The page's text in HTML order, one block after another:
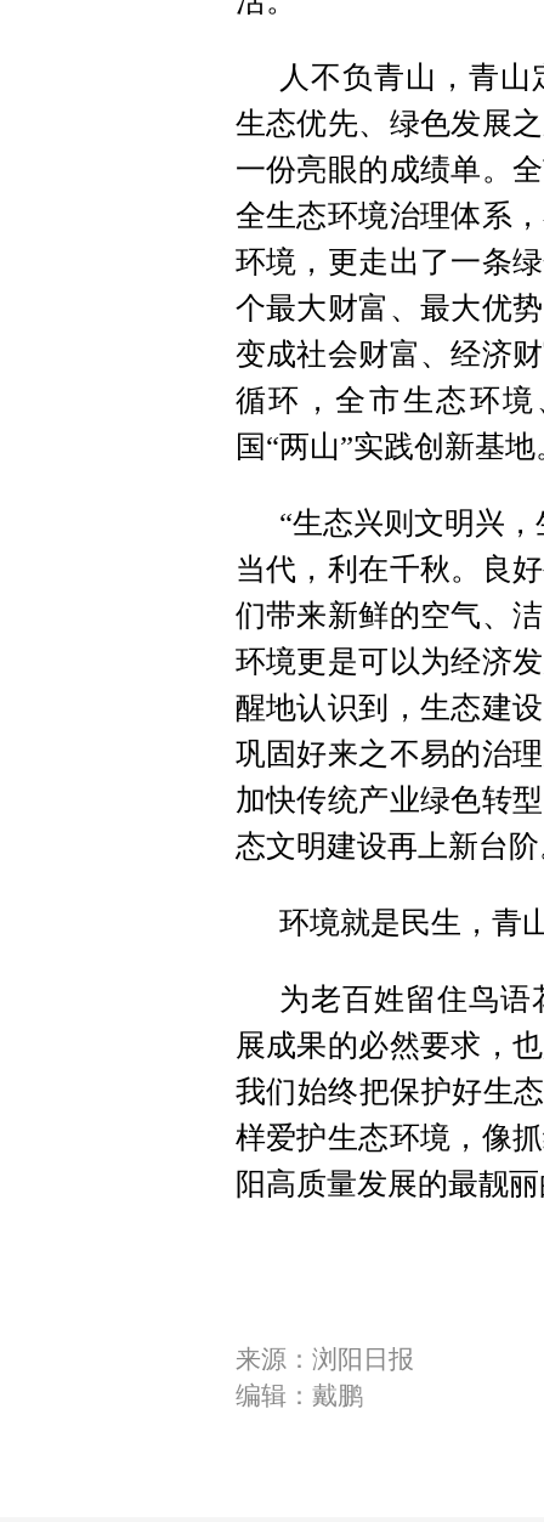
人不负青山，青
生态优先、绿色发展
一份亮眼的成绩单。
全生态环境治理体系
环境，更走出了一条
个最大财富、最大优
变成社会财富、经济
循环，全市生态环
国“两山”实践创新基地
“生态兴则文明兴
当代，利在千秋。良
们带来新鲜的空气、
环境更是可以为经济
醒地认识到，生态建
巩固好来之不易的治
加快传统产业绿色转
态文明建设再上新台
环境就是民生，青
为老百姓留住鸟
展成果的必然要求，
我们始终把保护好生
样爱护生态环境，像
阳高质量发展的最靓
来源：浏阳日报
编辑：戴鹏